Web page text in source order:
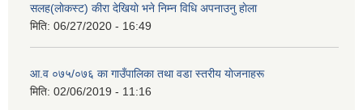
सलह(लाेकस्ट) कीरा देखियाे भने निम्न विधि अपनाउनु हाेला
मिति: 06/27/2020 - 16:49
आ‍.व ०७५/०७६ का गाउँपालिका तथा वडा स्तरीय याेजनाहरू
मिति: 02/06/2019 - 11:16